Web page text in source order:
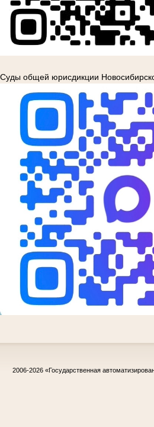
Суды общей юрисдикции
2006-2026 «Государственная